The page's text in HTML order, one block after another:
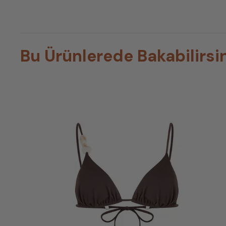
Bu Ürünlerede